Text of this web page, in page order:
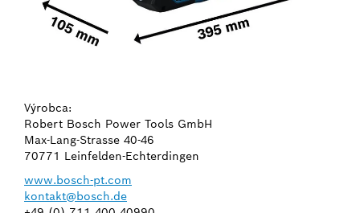
Výrobca:
Robert Bosch Power Tools GmbH
Max-Lang-Strasse 40-46
70771 Leinfelden-Echterdingen
www.bosch-pt.com
kontakt@bosch.de